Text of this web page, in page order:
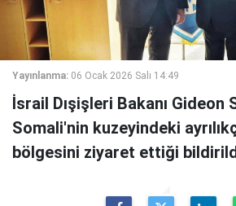
Yayınlanma: 06 Ocak 2026 Salı 14:49
İsrail Dışişleri Bakanı Gideon
Somali'nin kuzeyindeki
bölgesini ziyaret ettiği